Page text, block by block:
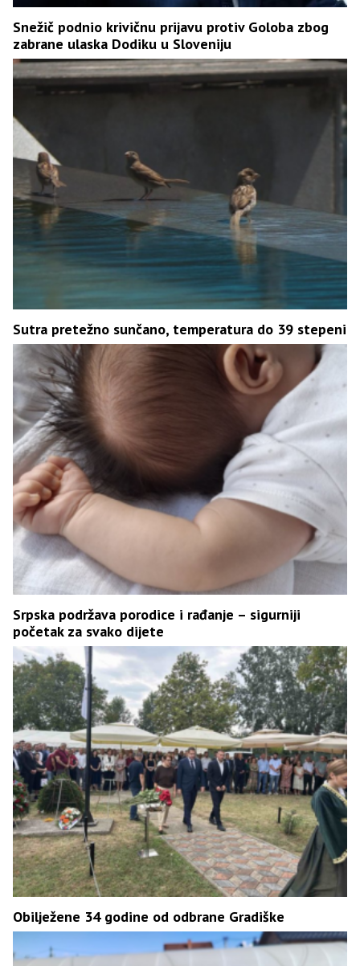
Snežič podnio krivičnu prijavu protiv Goloba zbog
zabrane ulaska Dodiku u Sloveniju
Sutra pretežno sunčano, temperatura do 39 stepeni
Srpska podržava porodice i rađanje – sigurniji
početak za svako dijete
Obilježene 34 godine od odbrane Gradiške